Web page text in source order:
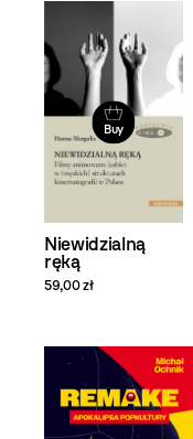
Buy
Niewidzialną
ręką
59,00 zł